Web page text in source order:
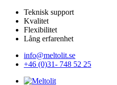
Teknisk support
Kvalitet
Flexibilitet
Lång erfarenhet
info@meltolit.se
+46 (0)31- 748 52 25